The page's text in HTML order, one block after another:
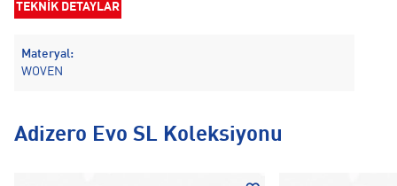
TEKNİK DETAYLAR
Materyal:
WOVEN
Adizero Evo SL Koleksiyonu